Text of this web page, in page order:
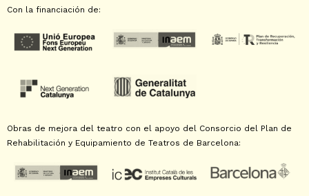
Con la financiación de:
Obras de mejora del teatro con el apoyo del Consorcio del Plan de
Rehabilitación y Equipamiento de Teatros de Barcelona: